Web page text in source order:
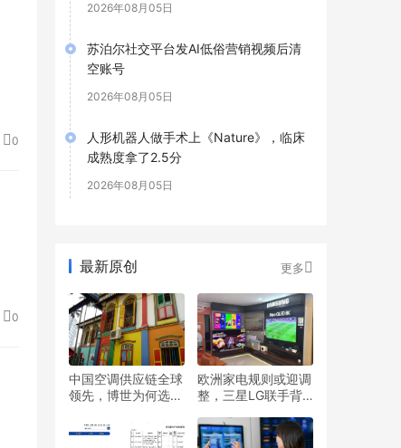
0
0
2026年08月05日
苏泊尔社交平台发AI低俗营销视频后清
空账号
2026年08月05日
人形机器人做手术上《Nature》，临床
成熟度拿了2.5分
2026年08月05日
最新原创 更多
中国空调供应链全球
领先，博世为何选择
欧洲家电规则或迎调
整，三星LG联手背
对？